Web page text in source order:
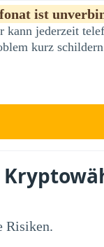
ist
jederzeit
kurz
Risiken.